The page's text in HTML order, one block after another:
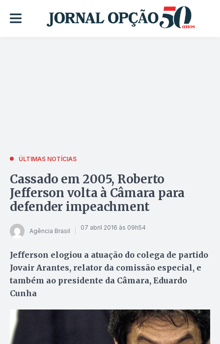
ÚLTIMAS NOTÍCIAS
Cassado em 2005, Roberto
Jefferson volta à Câmara para
defender impeachment
Agência Brasil 07 abril 2016 às 09h54
Jefferson elogiou a atuação do colega de partido
Jovair Arantes, relator da comissão especial, e
também ao presidente da Câmara, Eduardo
Cunha